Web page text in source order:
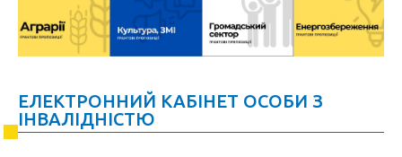
ЕЛЕКТРОННИЙ КАБІНЕТ ОСОБИ З
ІНВАЛІДНІСТЮ